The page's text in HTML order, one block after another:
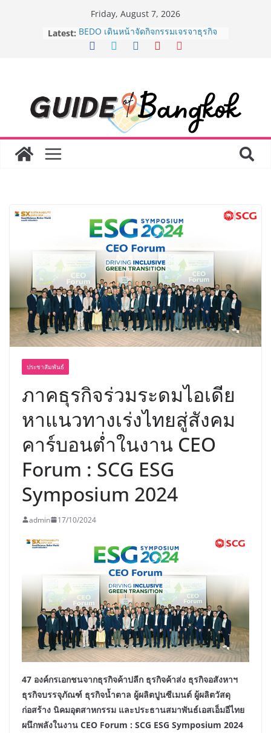
Friday, August 7, 2026
Latest: BEDO เดินหน้าจัดกิจกรรมเจรจาธุรกิจ
“BIO TRADE CONNECT 2026” ยก
สด ดอกไม้ประดิษฐ์ พวงมาลัย และสังฆ
ภัณฑ์ครบวงจร ขอเชิญเลือกซื้อมาลัย
และของขวัญต้อนรับวันแม่ เปิดให้
บริการทุกวันตลอด 24 ชั่วโมง
Guangzhou Yinghao School เผยวิสัย
“ดร.ปิยะวัฒน์” ถ่ายทอดวิสัยทัศน์ธุรกิจ
พร้อมฟรีคอนเสิร์ต “โชค รถแห่” ยกวง
AirAsia X SEE FAH พันธมิตรทางธุรกิจ
ยาวนานกว่า 20 ปี ต่อยอดเสิร์ฟความ
อร่อย ยกเมนูระดับตำนาน “ข้าวหน้าไก่
ราชวงศ์” พุ่งทะยานสู่น่านฟ้า
ประชาสัมพันธ์
ภาคธุรกิจร่วมระดมไอเดีย
หาแนวทางเร่งไทยสู่สังคม
คาร์บอนต่ำในงาน CEO
Forum : SCG ESG
Symposium 2024
admin 17/10/2024
47 องค์กรเอกชนจากธุรกิจค้าปลีก ธุรกิจค้าส่ง ธุรกิจอสังหาฯ
ธุรกิจบรรจุภัณฑ์ ธุรกิจน้ำตาล ผู้ผลิตปูนซีเมนต์ ผู้ผลิตวัสดุ
ก่อสร้าง นิคมอุตสาหกรรม และประธานสมาพันธ์เอสเอ็มอีไทย
ผนึกพลังในงาน CEO Forum : SCG ESG Symposium 2024